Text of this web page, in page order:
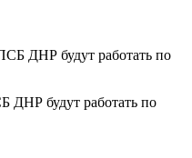
ДНР будут работать по